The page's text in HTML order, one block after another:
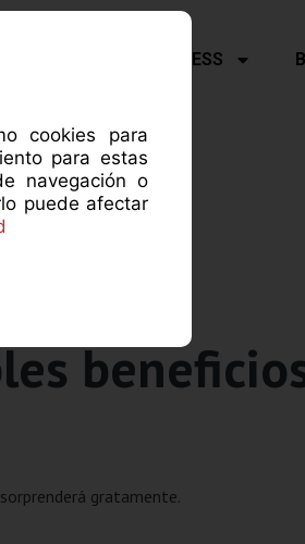
cookies para
para estas
navegación o
puede afectar
FITNESS
gratamente.